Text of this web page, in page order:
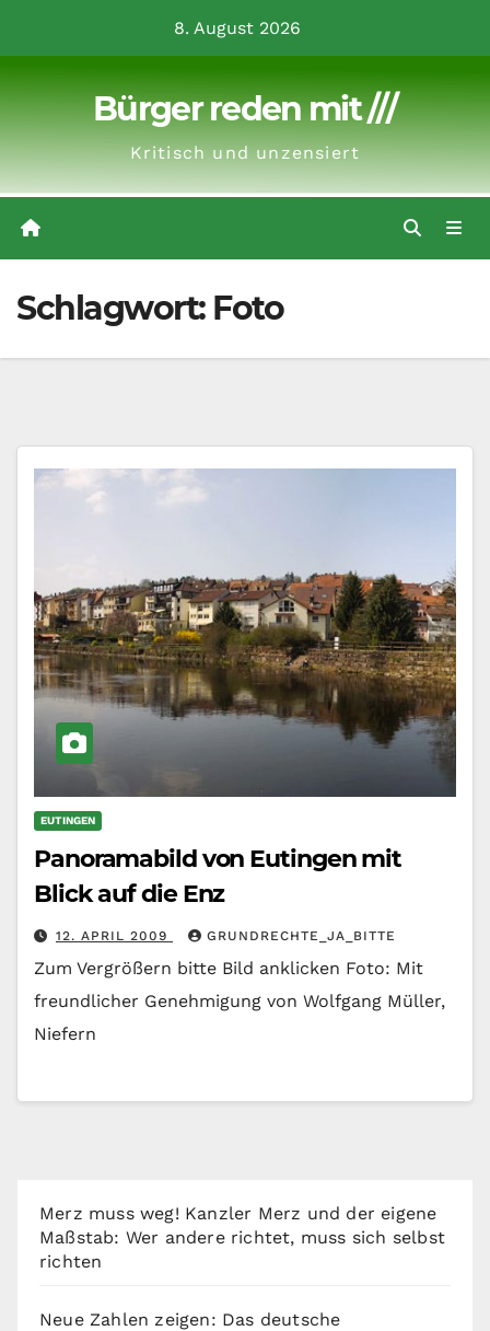
8. August 2026
Bürger reden mit ///
Kritisch und unzensiert
Schlagwort: Foto
EUTINGEN
Panoramabild von Eutingen mit
Blick auf die Enz
12. APRIL 2009 GRUNDRECHTE_JA_BITTE
Zum Vergrößern bitte Bild anklicken Foto: Mit
freundlicher Genehmigung von Wolfgang Müller,
Niefern
Merz muss weg! Kanzler Merz und der eigene
Maßstab: Wer andere richtet, muss sich selbst
richten
Neue Zahlen zeigen: Das deutsche